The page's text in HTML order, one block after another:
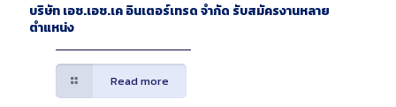
บริษัท เอช.เอช.เค อินเตอร์เทรด จำกัด รับสมัครงานหลาย
ตำแหน่ง
Read more